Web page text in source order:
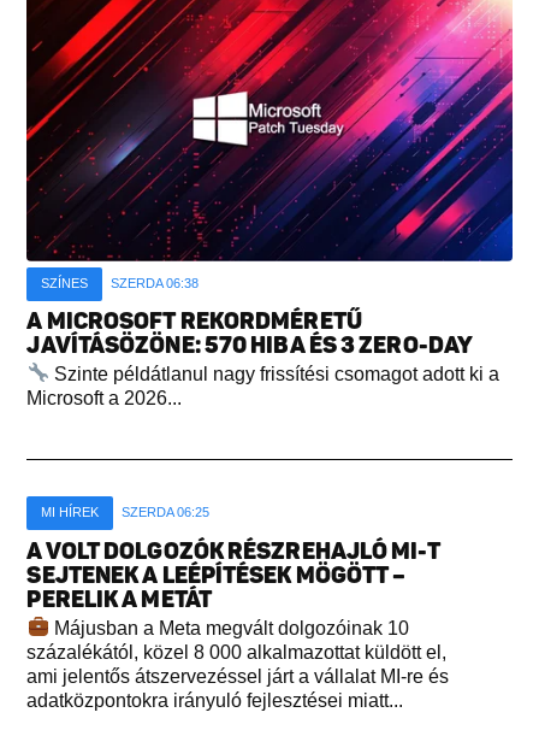
SZÍNES SZERDA 06:38
A MICROSOFT REKORDMÉRETŰ
JAVÍTÁSÖZÖNE: 570 HIBA ÉS 3 ZERO-DAY
Szinte példátlanul nagy frissítési csomagot adott ki a
Microsoft a 2026...
MI HÍREK SZERDA 06:25
A VOLT DOLGOZÓK RÉSZREHAJLÓ MI-T
SEJTENEK A LEÉPÍTÉSEK MÖGÖTT –
PERELIK A METÁT
Májusban a Meta megvált dolgozóinak 10
százalékától, közel 8 000 alkalmazottat küldött el,
ami jelentős átszervezéssel járt a vállalat MI-re és
adatközpontokra irányuló fejlesztései miatt...